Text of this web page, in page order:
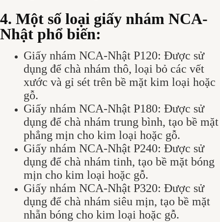
4. Một số loại giấy nhám NCA-
Nhật phổ biến:
Giấy nhám NCA-Nhật P120: Được sử
dụng để chà nhám thô, loại bỏ các vết
xước và gỉ sét trên bề mặt kim loại hoặc
gỗ.
Giấy nhám NCA-Nhật P180: Được sử
dụng để chà nhám trung bình, tạo bề mặt
phẳng mịn cho kim loại hoặc gỗ.
Giấy nhám NCA-Nhật P240: Được sử
dụng để chà nhám tinh, tạo bề mặt bóng
mịn cho kim loại hoặc gỗ.
Giấy nhám NCA-Nhật P320: Được sử
dụng để chà nhám siêu mịn, tạo bề mặt
nhẵn bóng cho kim loại hoặc gỗ.